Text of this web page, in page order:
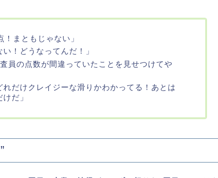
！まともじゃない」
い！どうなってんだ！」
査員の点数が間違っていたことを見せつけてや
れだけクレイジーな滑りかわかってる！あとは
だ」